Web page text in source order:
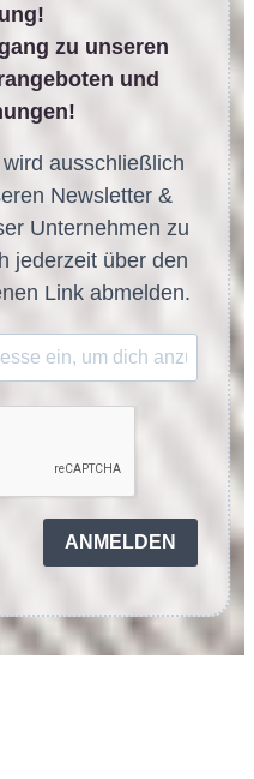
zu unseren
und
ausschließlich
Newsletter &
Unternehmen zu
jederzeit über den
Link abmelden.
ANMELDEN